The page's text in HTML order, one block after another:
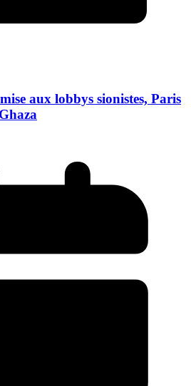
aux lobbys sionistes, Paris